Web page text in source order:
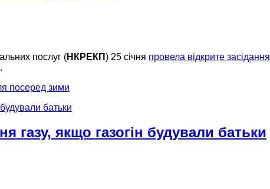
послуг (НКРЕКП) 25 січня провела відкрите засідання
посеред зими
газу, якщо газогін будували батьки